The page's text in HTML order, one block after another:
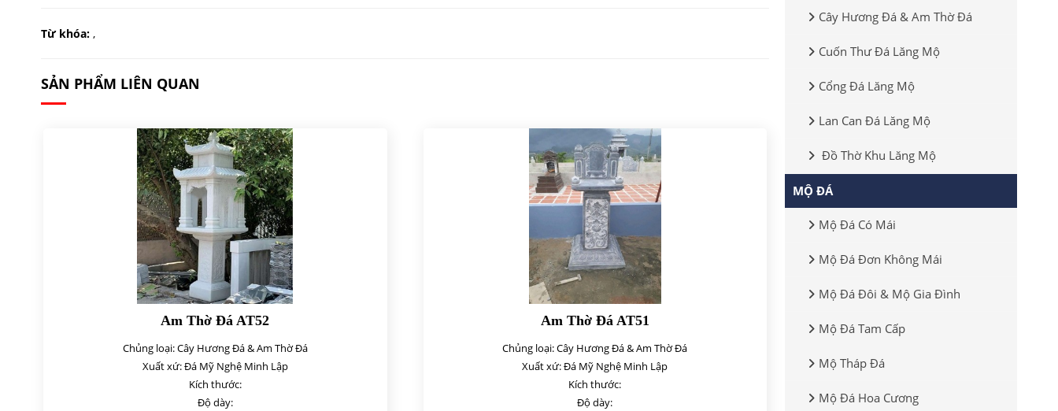
Từ khóa: ,
SẢN PHẨM LIÊN QUAN
Am Thờ Đá AT52
Chủng loại: Cây Hương Đá & Am Thờ Đá
Xuất xứ: Đá Mỹ Nghệ Minh Lập
Kích thước:
Độ dày:
Am Thờ Đá AT51
Chủng loại: Cây Hương Đá & Am Thờ Đá
Xuất xứ: Đá Mỹ Nghệ Minh Lập
Kích thước:
Độ dày:
Cây Hương Đá & Am Thờ Đá
Cuốn Thư Đá Lăng Mộ
Cổng Đá Lăng Mộ
Lan Can Đá Lăng Mộ
Đồ Thờ Khu Lăng Mộ
MỘ ĐÁ
Mộ Đá Có Mái
Mộ Đá Đơn Không Mái
Mộ Đá Đôi & Mộ Gia Đình
Mộ Đá Tam Cấp
Mộ Tháp Đá
Mộ Đá Hoa Cương